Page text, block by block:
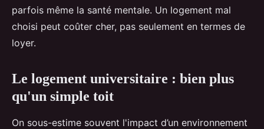
parfois même la santé mentale. Un logement mal
choisi peut coûter cher, pas seulement en termes de
loyer.
Le logement universitaire : bien plus
qu'un simple toit
On sous-estime souvent l'impact d’un environnement